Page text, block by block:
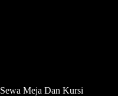
Sewa Meja Dan Kursi